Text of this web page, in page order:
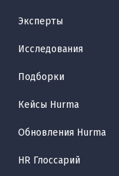
Эксперты
Исследования
Подборки
Кейсы Hurma
Обновления Hurma
HR Глоссарий